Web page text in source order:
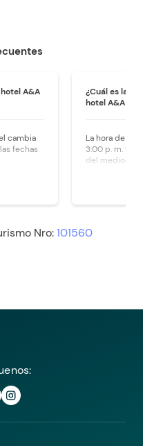
A&A
cambia
fechas
¿Cuál es la
hotel A&A
La hora de
3:00 p. m. y la
del mediodía.
Nro:101560